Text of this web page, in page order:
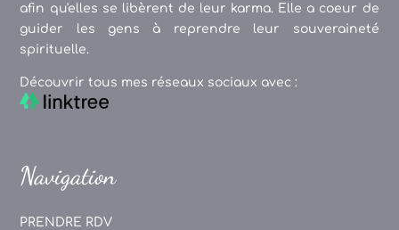
afin qu'elles se libèrent de leur karma. Elle a coeur de
guider les gens à reprendre leur souveraineté
spirituelle.
Découvrir tous mes réseaux sociaux avec :
Navigation
PRENDRE RDV